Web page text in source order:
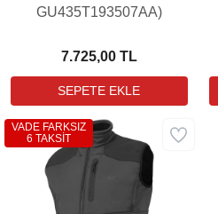
GU435T193507AA)
7.725,00 TL
VADE FARKSIZ
6 TAKSİT